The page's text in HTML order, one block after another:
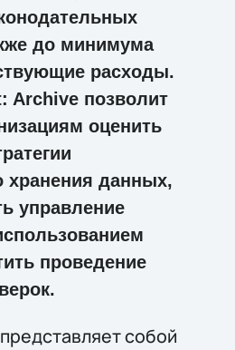
до минимума
расходы.
Archive позволит
оценить
хранения данных,
управление
проведение
собой